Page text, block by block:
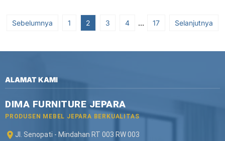
Sebelumnya 1 2 3 4 … 17 Selanjutnya
ALAMAT KAMI
DIMA FURNITURE JEPARA
PRODUSEN MEBEL JEPARA BERKUALITAS
Jl. Senopati - Mindahan RT 003 RW 003